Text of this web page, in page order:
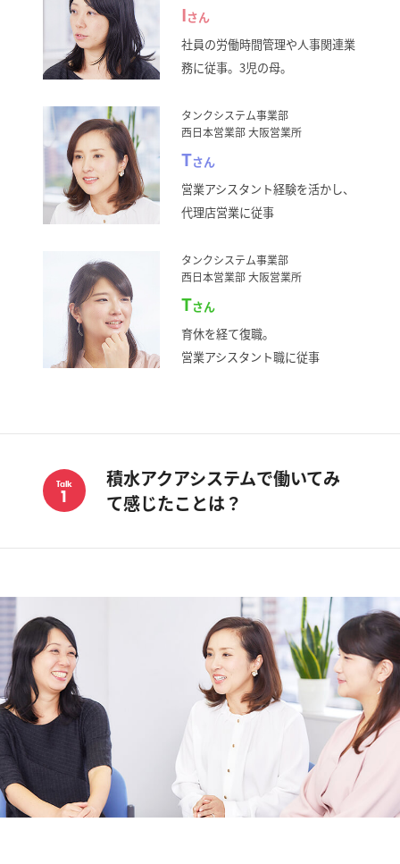
Iさん
社員の労働時間管理や人事関連業
務に従事。3児の母。
タンクシステム事業部
西日本営業部 大阪営業所
Tさん
営業アシスタント経験を活かし、
代理店営業に従事
タンクシステム事業部
西日本営業部 大阪営業所
Tさん
育休を経て復職。
営業アシスタント職に従事
Talk
1
積水アクアシステムで働いてみ
て感じたことは？